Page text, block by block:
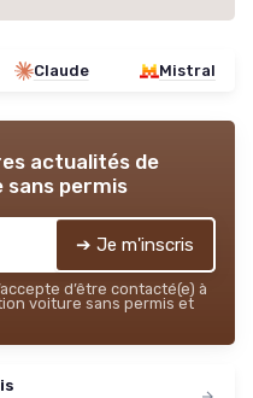
Claude Mistral
actualités de
permis
➔ Je m'inscris
d’être contacté(e) à
voiture sans permis et